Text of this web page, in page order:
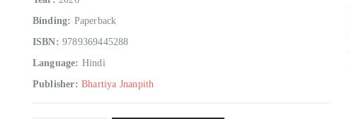
Binding: Paperback
ISBN: 9789369445288
Language: Hindi
Publisher: Bhartiya Jnanpith